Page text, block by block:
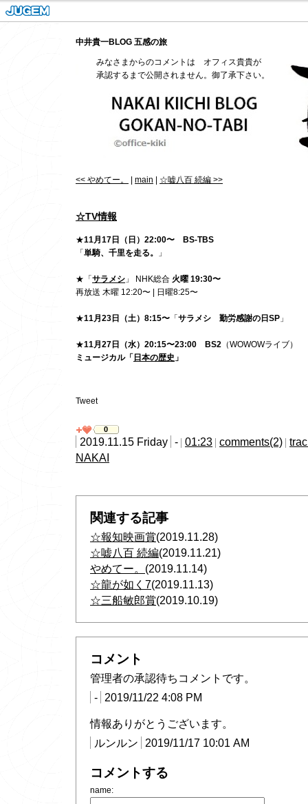
中井貴一BLOG 五感の旅
みなさまからのコメントは オフィス貴貴が
承認するまで公開されません。御了承下さい。
<< やめてー。 main ☆嘘八百 続編 >>
☆TV情報
★11月17日（日）22:00〜 BS-TBS
「 単騎、千里を走る。 」
★「 サラメシ 」 NHK総合 火曜 19:30〜
再放送 木曜 12:20〜 | 日曜8:25〜
★11月23日（土）8:15〜 「 サラメシ 勤労感謝の日SP 」
★11月27日（水）20:15〜23:00 BS2 （WOWOWライブ）
ミュージカル「 日本の歴史 」
Tweet
0
2019.11.15 Friday - 01:23 comments(2)
NAKAI
関連する記事
☆報知映画賞(2019.11.28)
☆嘘八百 続編(2019.11.21)
やめてー。 (2019.11.14)
☆龍が如く7(2019.11.13)
☆三船敏郎賞(2019.10.19)
コメント
管理者の承認待ちコメントです。
-
2019/11/22 4:08 PM
情報ありがとうございます。
ルンルン
2019/11/17 10:01 AM
コメントする
name: